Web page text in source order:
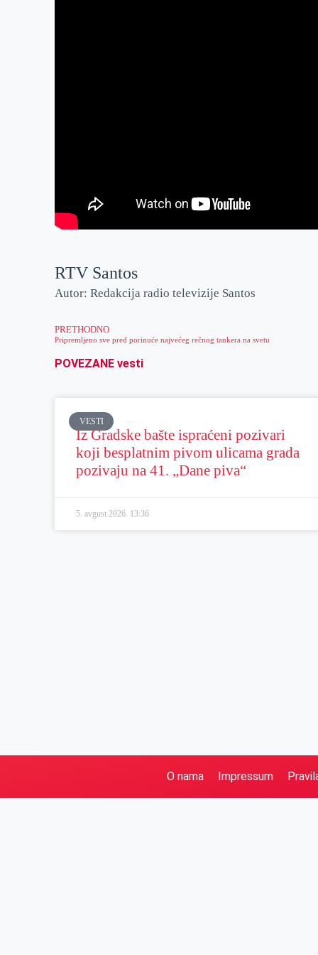
RTV Santos
Autor: Redakcija radio televizije Santos
PRETHODNO
Pripremljeno sve pred porinuće najvećeg rečnog tankera na svetu
POVEZANE vesti
VESTI
Iz Gradske bašte ispraćeni pozivari
koji besplatnim pivom ulicama grada
pozivaju na 41. „Dane piva“
5. avgust 2026. 13:36
O nama Impressum